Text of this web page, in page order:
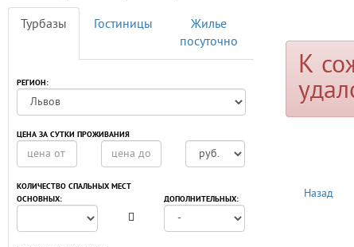
Турбазы Гостиницы
Жилье
посуточно
РЕГИОН:
ЦЕНА ЗА СУТКИ ПРОЖИВАНИЯ
КОЛИЧЕСТВО СПАЛЬНЫХ МЕСТ
ОСНОВНЫХ:
ДОПОЛНИТЕЛЬНЫХ:
К
Назад